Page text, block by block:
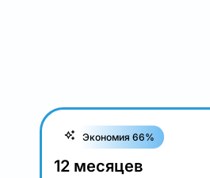
Экономия 66%
12 месяцев